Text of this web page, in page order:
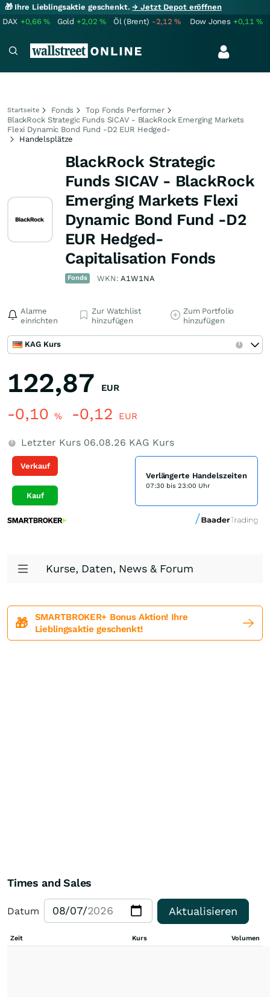
🎁 Ihre Lieblingsaktie geschenkt.→ Jetzt Depot eröffnen
DAX +0,66% Gold +2,02% Öl (Brent) -2,12% Dow Jones +0,11%
Startseite Fonds
Top Fonds Performer
BlackRock Strategic Funds SICAV - BlackRock Emerging Markets
Flexi Dynamic Bond Fund -D2 EUR Hedged-
Handelsplätze
BlackRock Strategic
Funds SICAV - BlackRock
Emerging Markets Flexi
Dynamic Bond Fund -D2
EUR Hedged-
Capitalisation Fonds
Fonds WKN:A1W1NA
Alarme
einrichten
Zur Watchlist
hinzufügen
Zum Portfolio
hinzufügen
KAG Kurs
122,87 EUR
-0,10 % -0,12 EUR
Letzter Kurs 06.08.26 KAG Kurs
Verkauf
Kauf
Verlängerte Handelszeiten
07:30 bis 23:00 Uhr
Kurse, Daten, News & Forum
🎁
SMARTBROKER+ Bonus Aktion! Ihre
Lieblingsaktie geschenkt!
Times and Sales
Datum Aktualisieren
Zeit Kurs Volumen